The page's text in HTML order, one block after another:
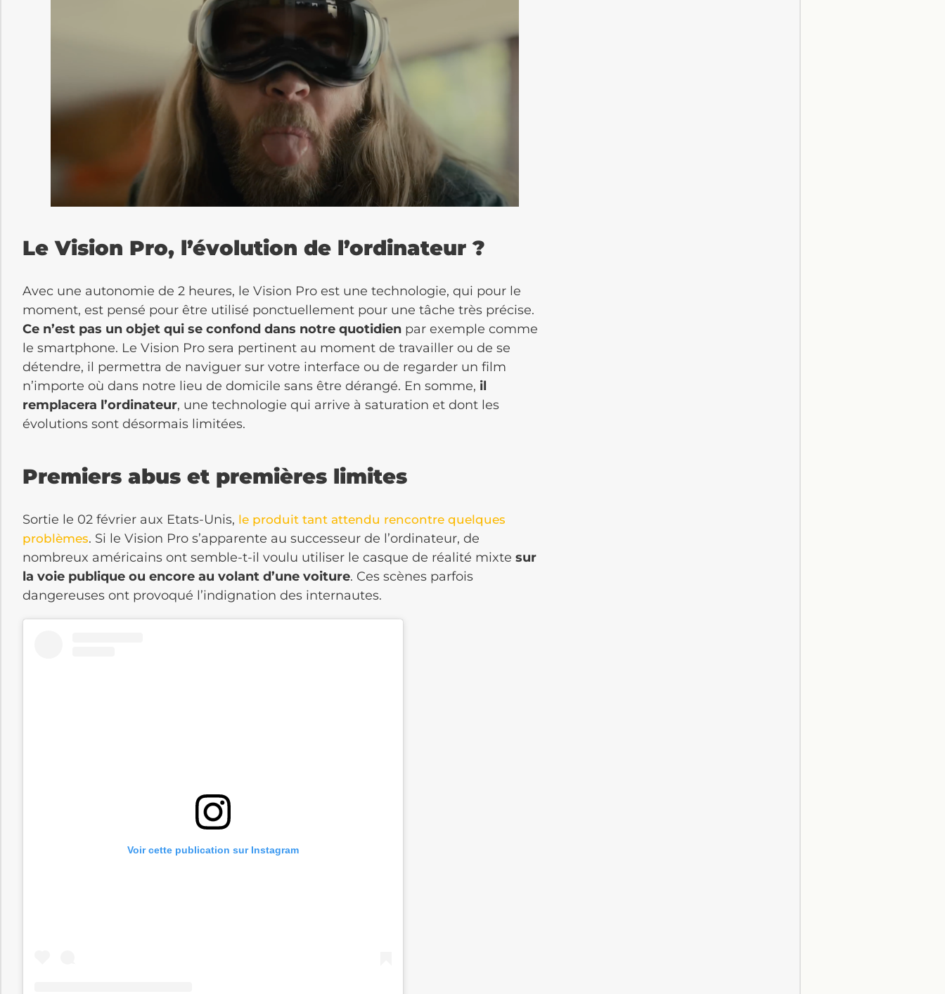
Le Vision Pro, l’évolution de l’ordinateur ?
Avec une autonomie de 2 heures, le Vision Pro est une technologie, qui pour le
moment, est pensé pour être utilisé ponctuellement pour une tâche très précise.
Ce n’est pas un objet qui se confond dans notre quotidien par exemple comme
le smartphone. Le Vision Pro sera pertinent au moment de travailler ou de se
détendre, il permettra de naviguer sur votre interface ou de regarder un film
n’importe où dans notre lieu de domicile sans être dérangé. En somme, il
remplacera l’ordinateur, une technologie qui arrive à saturation et dont les
évolutions sont désormais limitées.
Premiers abus et premières limites
Sortie le 02 février aux Etats-Unis, le produit tant attendu rencontre quelques
problèmes. Si le Vision Pro s’apparente au successeur de l’ordinateur, de
nombreux américains ont semble-t-il voulu utiliser le casque de réalité mixte sur
la voie publique ou encore au volant d’une voiture. Ces scènes parfois
dangereuses ont provoqué l’indignation des internautes.
Voir cette publication sur Instagram